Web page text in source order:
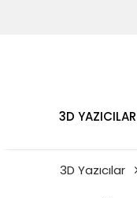
3D YAZICILAR
3D Yazıcılar